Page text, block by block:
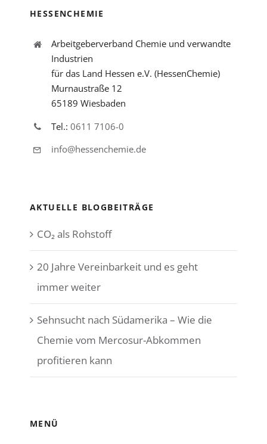
HESSENCHEMIE
Arbeitgeberverband Chemie und verwandte
Industrien
für das Land Hessen e.V. (HessenChemie)
Murnaustraße 12
65189 Wiesbaden
Tel.: 0611 7106-0
info@hessenchemie.de
AKTUELLE BLOGBEITRÄGE
CO₂ als Rohstoff
20 Jahre Vereinbarkeit und es geht
immer weiter
Sehnsucht nach Südamerika – Wie die
Chemie vom Mercosur-Abkommen
profitieren kann
MENÜ